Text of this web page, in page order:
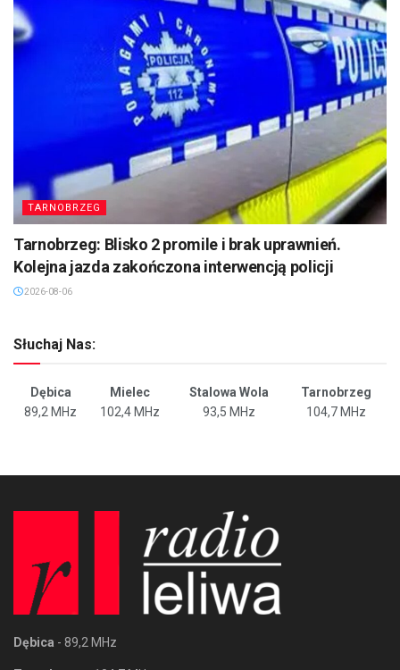
TARNOBRZEG
Tarnobrzeg: Blisko 2 promile i brak uprawnień.
Kolejna jazda zakończona interwencją policji
2026-08-06
Słuchaj Nas:
Dębica Mielec Stalowa Wola
Tarnobrzeg
89,2 MHz
102,4 MHz 93,5 MHz 104,7 MHz
Dębica - 89,2 MHz